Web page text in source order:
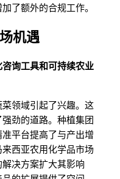
了额外的合规工作。
机遇
询工具和可持续农业
领域引起了兴趣。这
劲的道路。种植集团
平台提高了与产出增
西亚农用化学品市场
决方案扩大其影响